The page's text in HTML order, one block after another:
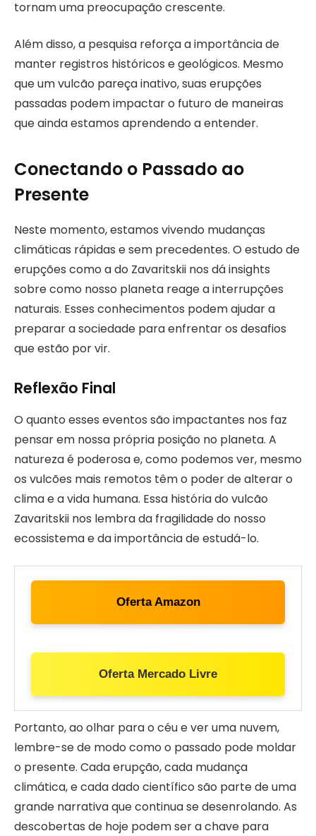
tornam uma preocupação crescente.
Além disso, a pesquisa reforça a importância de
manter registros históricos e geológicos. Mesmo
que um vulcão pareça inativo, suas erupções
passadas podem impactar o futuro de maneiras
que ainda estamos aprendendo a entender.
Conectando o Passado ao
Presente
Neste momento, estamos vivendo mudanças
climáticas rápidas e sem precedentes. O estudo de
erupções como a do Zavaritskii nos dá insights
sobre como nosso planeta reage a interrupções
naturais. Esses conhecimentos podem ajudar a
preparar a sociedade para enfrentar os desafios
que estão por vir.
Reflexão Final
O quanto esses eventos são impactantes nos faz
pensar em nossa própria posição no planeta. A
natureza é poderosa e, como podemos ver, mesmo
os vulcões mais remotos têm o poder de alterar o
clima e a vida humana. Essa história do vulcão
Zavaritskii nos lembra da fragilidade do nosso
ecossistema e da importância de estudá-lo.
Oferta Amazon
Oferta Mercado Livre
Portanto, ao olhar para o céu e ver uma nuvem,
lembre-se de modo como o passado pode moldar
o presente. Cada erupção, cada mudança
climática, e cada dado científico são parte de uma
grande narrativa que continua se desenrolando. As
descobertas de hoje podem ser a chave para